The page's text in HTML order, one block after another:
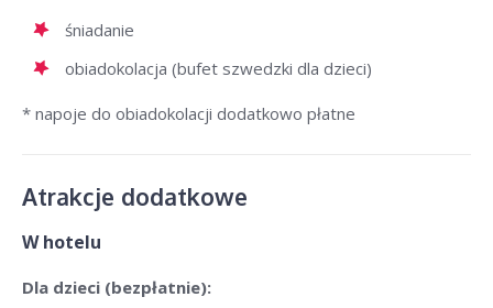
śniadanie
obiadokolacja (bufet szwedzki dla dzieci)
* napoje do obiadokolacji dodatkowo płatne
Atrakcje dodatkowe
W hotelu
Dla dzieci (bezpłatnie):